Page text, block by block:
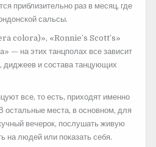
приблизительно раз в месяц, где
сальсы.
colora)», «Ronnie’s Scott’s»
— на этих танцполах все зависит
диджеев и состава танцующих
все, то есть, приходят именно
остальные места, в основном, для
вечерок, послушать живую
на людей или показать себя.